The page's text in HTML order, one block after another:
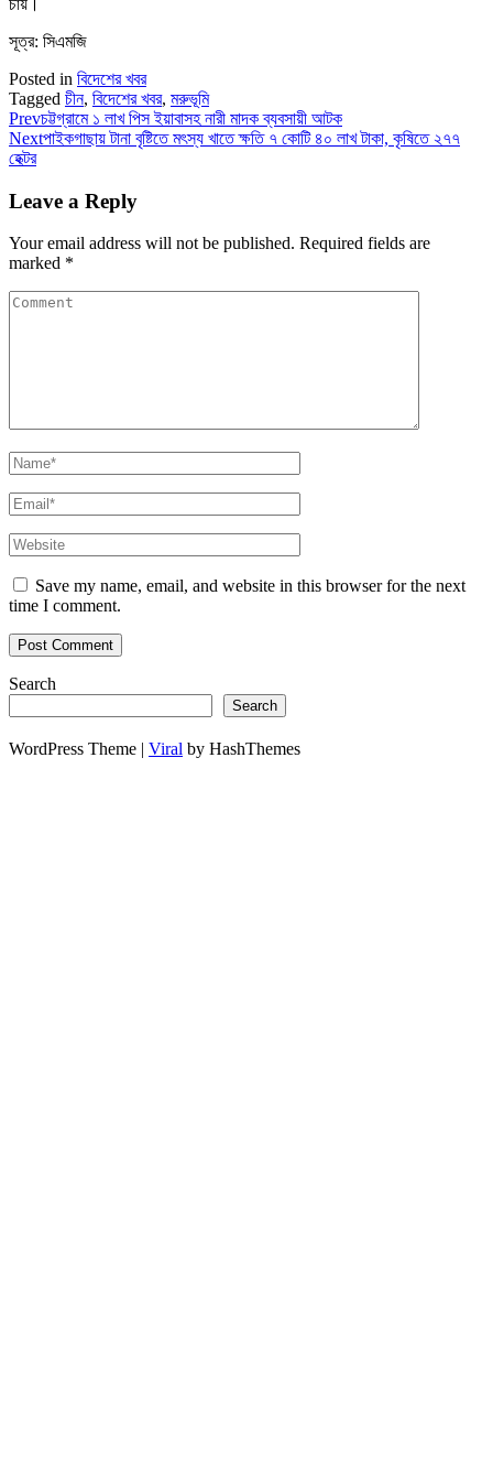
সূত্র: সিএমজি
Posted in বিদেশের খবর
Tagged চীন, বিদেশের খবর, মরুভূমি
Prevচট্টগ্রামে ১ লাখ পিস ইয়াবাসহ নারী মাদক ব্যবসায়ী আটক
Nextপাইকগাছায় টানা বৃষ্টিতে মৎস্য খাতে ক্ষতি ৭ কোটি ৪০ লাখ টাকা, কৃষিতে ২৭৭
হেক্টর
Leave a Reply
Your email address will not be published. Required fields are
marked *
Save my name, email, and website in this browser for the next
time I comment.
Search
Search
WordPress Theme | Viral by HashThemes